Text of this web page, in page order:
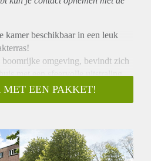
kamer beschikbaar in een leuk
boomrijke omgeving, bevindt zich
met een sfeervolle uitstraling.
5 studentenkamers, een
inbouwapparatuur en een
MET EEN PAKKET!